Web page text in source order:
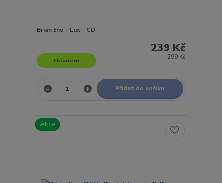
Brian Eno - Lux - CD
299 Kč
239 Kč
Skladem
Přidat do košíku
Akce